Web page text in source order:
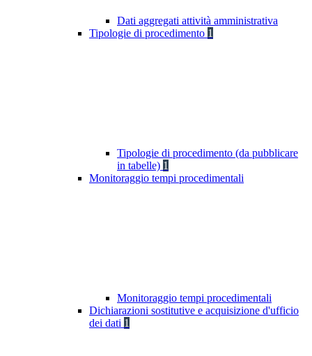
Dati aggregati attività amministrativa
Tipologie di procedimento 1
Tipologie di procedimento (da pubblicare
in tabelle) 1
Monitoraggio tempi procedimentali
Monitoraggio tempi procedimentali
Dichiarazioni sostitutive e acquisizione d'ufficio
dei dati 1